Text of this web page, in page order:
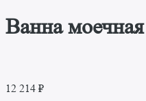
Ванна
12 214 ₽